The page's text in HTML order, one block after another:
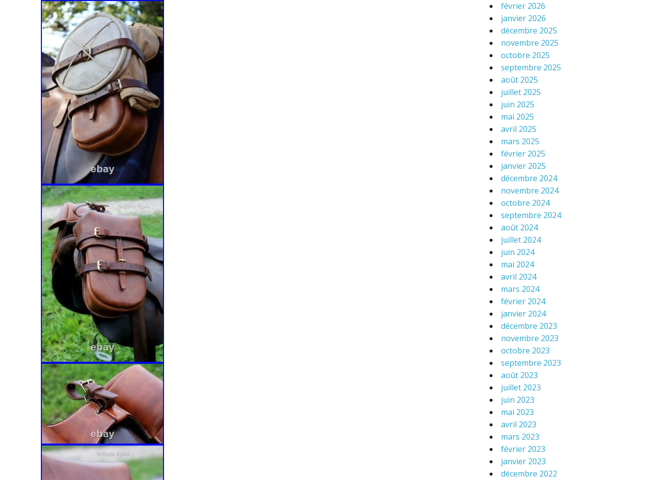
février 2026
janvier 2026
décembre 2025
novembre 2025
octobre 2025
septembre 2025
août 2025
juillet 2025
juin 2025
mai 2025
avril 2025
mars 2025
février 2025
janvier 2025
décembre 2024
novembre 2024
octobre 2024
septembre 2024
août 2024
juillet 2024
juin 2024
mai 2024
avril 2024
mars 2024
février 2024
janvier 2024
décembre 2023
novembre 2023
octobre 2023
septembre 2023
août 2023
juillet 2023
juin 2023
mai 2023
avril 2023
mars 2023
février 2023
janvier 2023
décembre 2022